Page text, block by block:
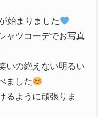
始まりました
ャツコーデでお写真
いの絶えない明るい
ました
るように頑張りま